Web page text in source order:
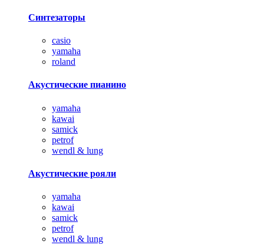
Синтезаторы
casio
yamaha
roland
Акустические пианино
yamaha
kawai
samick
petrof
wendl & lung
Акустические рояли
yamaha
kawai
samick
petrof
wendl & lung